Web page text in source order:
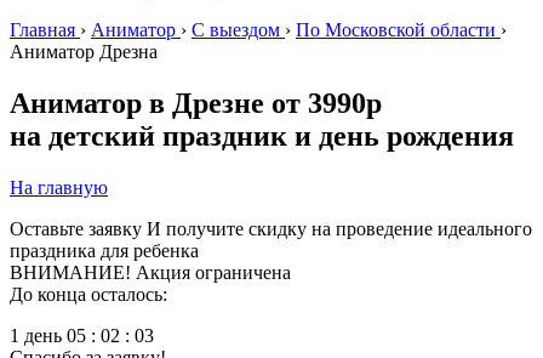
Главная › Аниматор › С выездом › По Московской области ›
Аниматор Дрезна
Аниматор в Дрезне от 3990р
на детский праздник и день рождения
На главную
Оставьте заявку И получите скидку на проведение идеального
праздника для ребенка
ВНИМАНИЕ! Акция ограничена
До конца осталось:
1 день 05 : 02 : 02